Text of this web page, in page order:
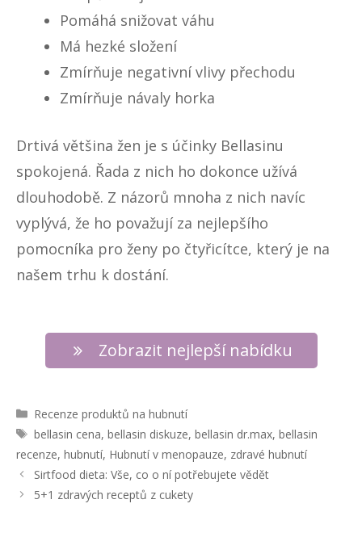
Pomáhá snižovat váhu
Má hezké složení
Zmírňuje negativní vlivy přechodu
Zmírňuje návaly horka
Drtivá většina žen je s účinky Bellasinu
spokojená. Řada z nich ho dokonce užívá
dlouhodobě. Z názorů mnoha z nich navíc
vyplývá, že ho považují za nejlepšího
pomocníka pro ženy po čtyřicítce, který je na
našem trhu k dostání.
Zobrazit nejlepší nabídku
R
u
r
i
k
Recenze produktů na hubnutí
Š
t
t
k
bellasin cena,bellasin diskuze,bellasin dr.max,bellasin
recenze, hubnutí, Hubnutí v menopauze, zdravé hubnutí
N
a
Sirtfood dieta: Vše, co o ní potřebujete vědět
5+1 zdravých receptů z cukety